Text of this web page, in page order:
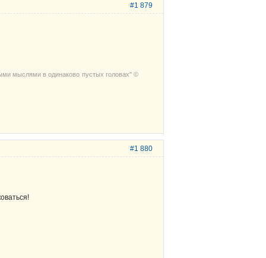
#1 879
мыслями в одинаково пустых головах" ©
#1 880